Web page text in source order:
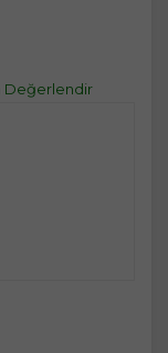
Değerlendir